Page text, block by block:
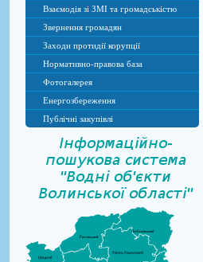
Взаємодія зі ЗМІ та громадськістю
Звернення громадян
Заходи протидії корупції
Нормативно-правова база
Фотогалерея
Енергозбереження
Публічні закупівлі